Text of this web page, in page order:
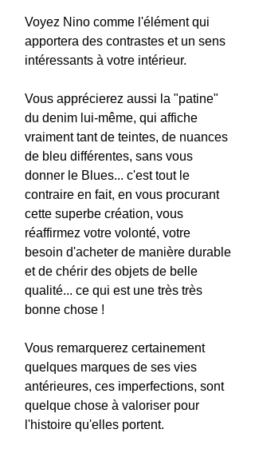
Voyez Nino comme l'élément qui
apportera des contrastes et un sens
intéressants à votre intérieur.
Vous apprécierez aussi la "patine"
du denim lui-même, qui affiche
vraiment tant de teintes, de nuances
de bleu différentes, sans vous
donner le Blues... c'est tout le
contraire en fait, en vous procurant
cette superbe création, vous
réaffirmez votre volonté, votre
besoin d'acheter de manière durable
et de chérir des objets de belle
qualité... ce qui est une très très
bonne chose !
Vous remarquerez certainement
quelques marques de ses vies
antérieures, ces imperfections, sont
quelque chose à valoriser pour
l'histoire qu'elles portent.